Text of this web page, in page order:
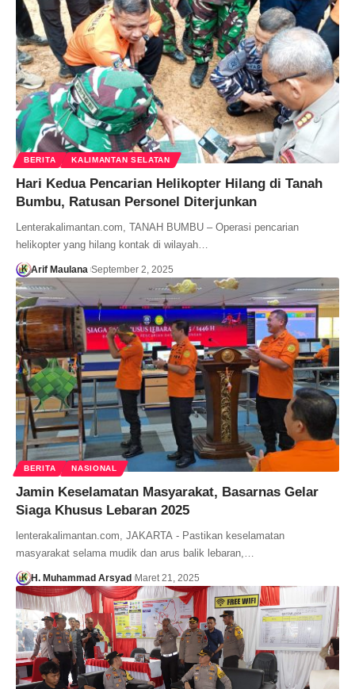
BERITA KALIMANTAN SELATAN
Hari Kedua Pencarian Helikopter Hilang di Tanah
Bumbu, Ratusan Personel Diterjunkan
Lenterakalimantan.com, TANAH BUMBU – Operasi pencarian
helikopter yang hilang kontak di wilayah…
Arif Maulana September 2, 2025
BERITA NASIONAL
Jamin Keselamatan Masyarakat, Basarnas Gelar
Siaga Khusus Lebaran 2025
lenterakalimantan.com, JAKARTA - Pastikan keselamatan
masyarakat selama mudik dan arus balik lebaran,…
H. Muhammad Arsyad Maret 21, 2025